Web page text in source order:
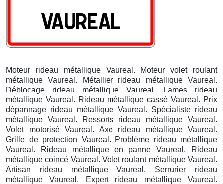
Moteur rideau métallique Vaureal. Moteur volet roulant
métallique Vaureal. Métallier rideau métallique Vaureal.
Déblocage rideau métallique Vaureal. Lames rideau
métallique Vaureal. Rideau métallique cassé Vaureal. Prix
dépannage rideau métallique Vaureal. Spécialiste rideau
métallique Vaureal. Ressorts rideau métallique Vaureal.
Volet motorisé Vaureal. Axe rideau métallique Vaureal.
Grille de protection Vaureal. Problème rideau métallique
Vaureal. Rideau métallique en panne Vaureal. Rideau
métallique coincé Vaureal. Volet roulant métallique Vaureal.
Artisan rideau métallique Vaureal. Serrurier rideau
métallique Vaureal. Expert rideau métallique Vaureal.